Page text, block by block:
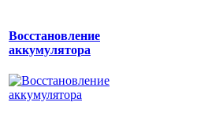
Восстановление
аккумулятора